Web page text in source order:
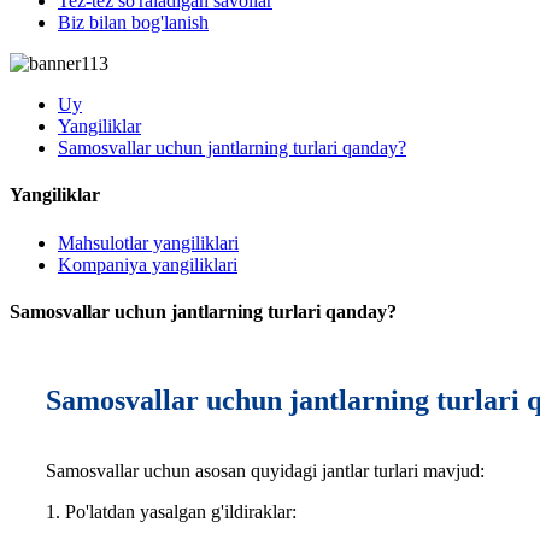
Biz bilan bog'lanish
Uy
Yangiliklar
Samosvallar uchun jantlarning turlari qanday?
Yangiliklar
Mahsulotlar yangiliklari
Kompaniya yangiliklari
Samosvallar uchun jantlarning turlari qanday?
Samosvallar uchun jantlarning turlari
Samosvallar uchun asosan quyidagi jantlar turlari mavjud:
1. Po'latdan yasalgan g'ildiraklar: